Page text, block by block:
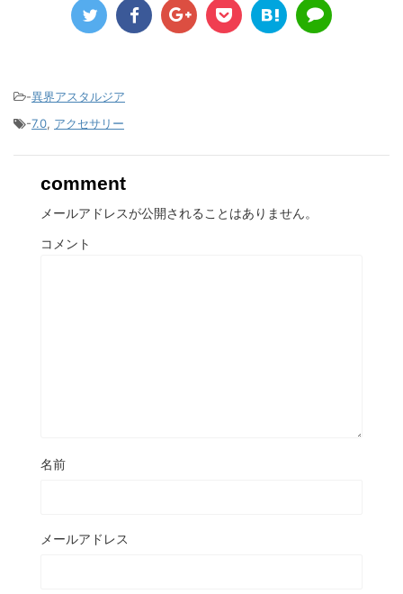
-異界アスタルジア
-7.0, アクセサリー
comment
メールアドレスが公開されることはありません。
コメント
名前
メールアドレス